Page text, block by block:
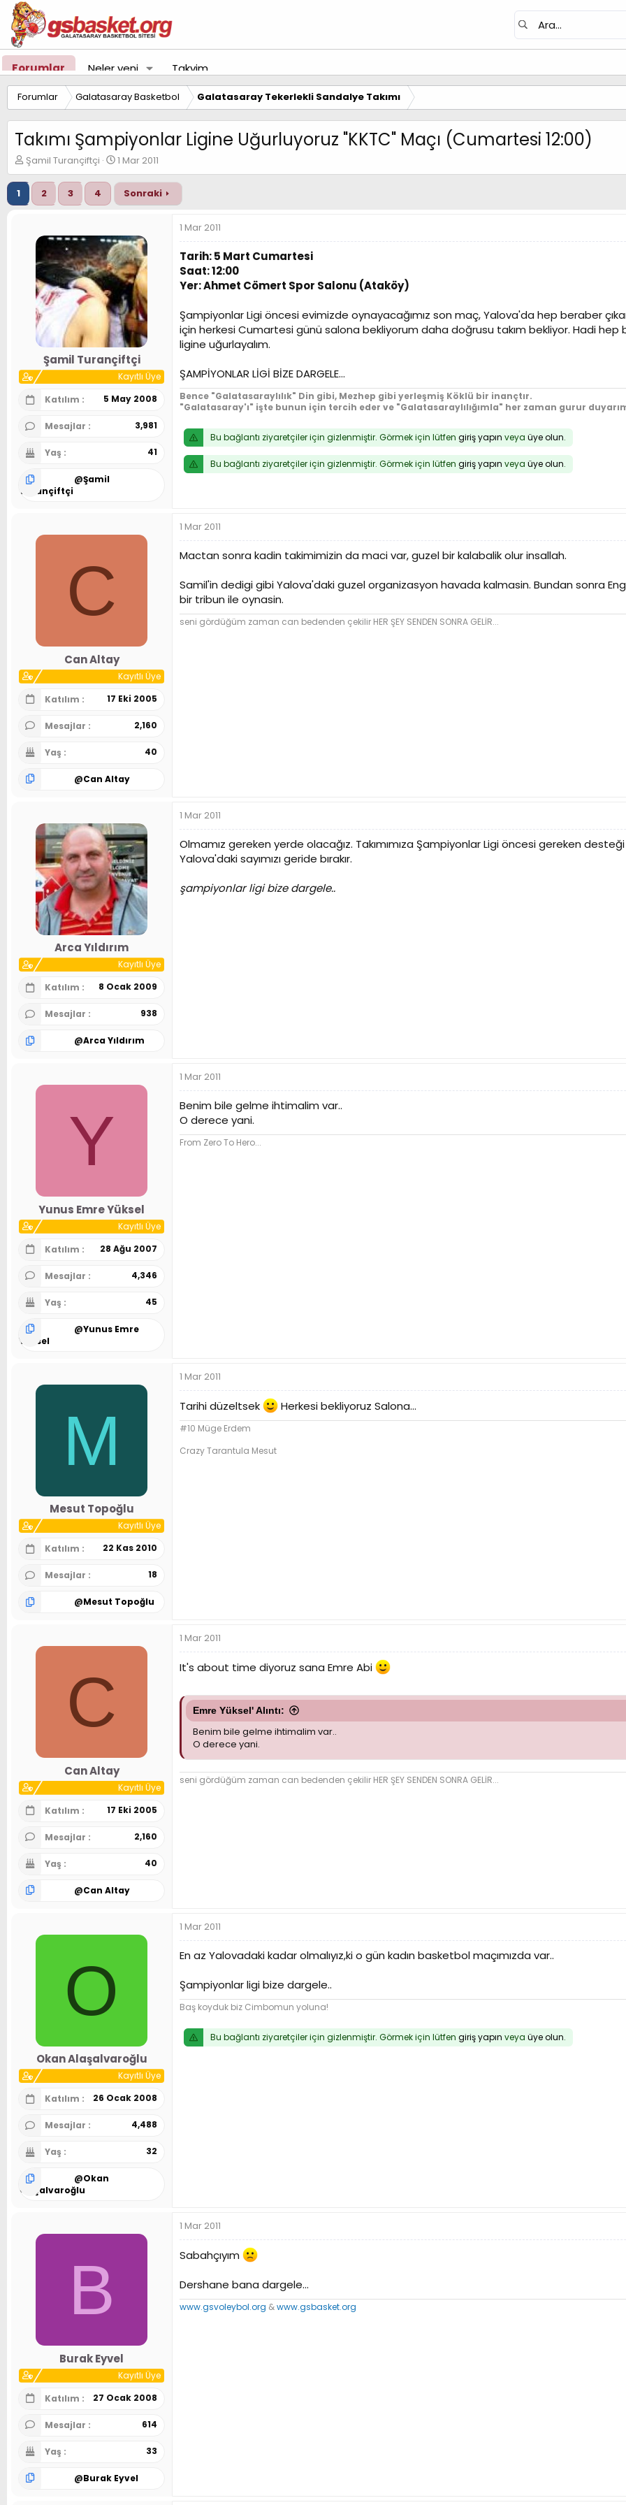
Forumlar Neler yeni Takvim
Forumlar Galatasaray Basketbol Galatasaray Tekerlekli Sandalye Takımı
Takımı Şampiyonlar Ligine Uğurluyoruz "KKTC" Maçı (Cumartesi 12:00)
K
o
n
u
y
Şamil Turançiftçi
B
a
ş
a
g
ı
ç
t
a
i
h
i
1 Mar 2011
1 2 3 4 Sonraki
Şamil Turançiftçi
Kayıtlı Üye
Katılım
5 May 2008
Mesajlar 3,981
Yaş 41
@Şamil
Turançiftçi
1 Mar 2011
Tarih: 5 Mart Cumartesi
Saat: 12:00
Yer: Ahmet Cömert Spor Salonu (Ataköy)
Şampiyonlar Ligi öncesi evimizde oynayacağımız son maç, Yalova'da hep beraber
için herkesi Cumartesi günü salona bekliyorum daha doğrusu takım bekliyor. Hadi hep
ligine uğurlayalım.
ŞAMPİYONLAR LİGİ BİZE DARGELE...
Bence "Galatasaraylılık" Din gibi, Mezhep gibi yerleşmiş Köklü bir inançtır.
"Galatasaray'ı" işte bunun için tercih eder ve "Galatasaraylılığımla" her zaman gurur
Bu bağlantı ziyaretçiler için gizlenmiştir. Görmek için lütfen giriş yapın veya üye olun.
Bu bağlantı ziyaretçiler için gizlenmiştir. Görmek için lütfen giriş yapın veya üye olun.
C
Can Altay
Kayıtlı Üye
Katılım
17 Eki 2005
Mesajlar 2,160
Yaş 40
@Can Altay
1 Mar 2011
Mactan sonra kadin takimimizin da maci var, guzel bir kalabalik olur insallah.
Samil'in dedigi gibi Yalova'daki guzel organizasyon havada kalmasin. Bundan sonra
bir tribun ile oynasin.
seni gördüğüm zaman can bedenden çekilir HER ŞEY SENDEN SONRA GELİR...
Arca Yıldırım
Kayıtlı Üye
Katılım
8 Ocak 2009
Mesajlar 938
@Arca Yıldırım
1 Mar 2011
Olmamız gereken yerde olacağız. Takımımıza Şampiyonlar Ligi öncesi gereken
Yalova'daki sayımızı geride bırakır.
şampiyonlar ligi bize dargele..
Y
Yunus Emre Yüksel
Kayıtlı Üye
Katılım
28 Ağu 2007
Mesajlar 4,346
Yaş 45
@Yunus Emre
Yüksel
1 Mar 2011
Benim bile gelme ihtimalim var..
O derece yani.
From Zero To Hero...
M
Mesut Topoğlu
Kayıtlı Üye
Katılım
22 Kas 2010
Mesajlar 18
@Mesut Topoğlu
1 Mar 2011
Tarihi düzeltsek Herkesi bekliyoruz Salona...
#10 Müge Erdem
Crazy Tarantula Mesut
C
Can Altay
Kayıtlı Üye
Katılım
17 Eki 2005
Mesajlar 2,160
Yaş 40
@Can Altay
1 Mar 2011
It's about time diyoruz sana Emre Abi
Emre Yüksel' Alıntı:
Benim bile gelme ihtimalim var..
O derece yani.
seni gördüğüm zaman can bedenden çekilir HER ŞEY SENDEN SONRA GELİR...
O
Okan Alaşalvaroğlu
Kayıtlı Üye
Katılım
26 Ocak 2008
Mesajlar 4,488
Yaş 32
@Okan
Alaşalvaroğlu
1 Mar 2011
En az Yalovadaki kadar olmalıyız,ki o gün kadın basketbol maçımızda var..
Şampiyonlar ligi bize dargele..
Baş koyduk biz Cimbomun yoluna!
Bu bağlantı ziyaretçiler için gizlenmiştir. Görmek için lütfen giriş yapın veya üye olun.
B
Burak Eyvel
Kayıtlı Üye
Katılım
27 Ocak 2008
Mesajlar 614
Yaş 33
@Burak Eyvel
1 Mar 2011
Sabahçıyım
Dershane bana dargele...
www.gsvoleybol.org &www.gsbasket.org